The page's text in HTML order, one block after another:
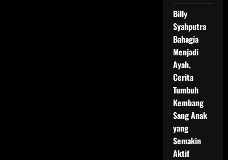
Billy
Syahputra
Bahagia
Menjadi
Ayah,
Cerita
Tumbuh
Kembang
Sang Anak
yang
Semakin
Aktif